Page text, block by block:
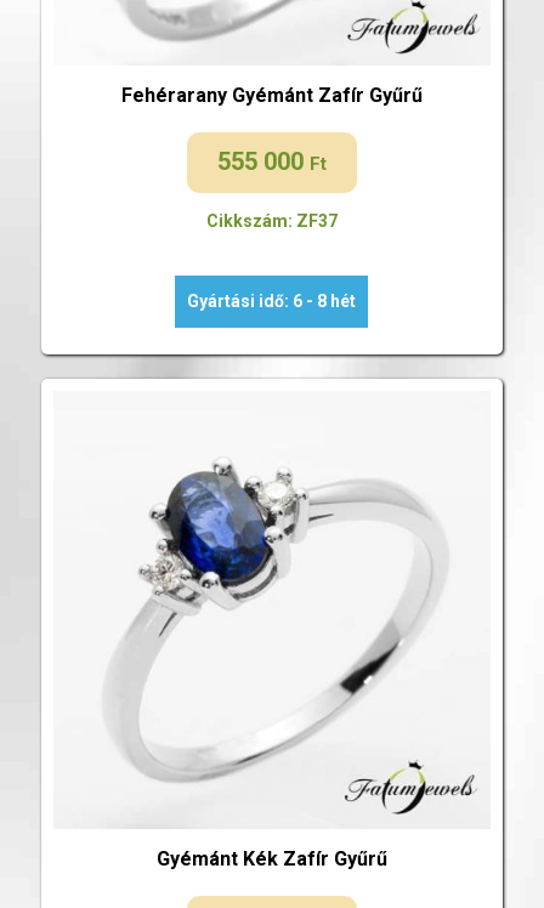
Fehérarany Gyémánt Zafír Gyűrű
555 000 Ft
Cikkszám: ZF37
Gyártási idő: 6 - 8 hét
Gyémánt Kék Zafír Gyűrű